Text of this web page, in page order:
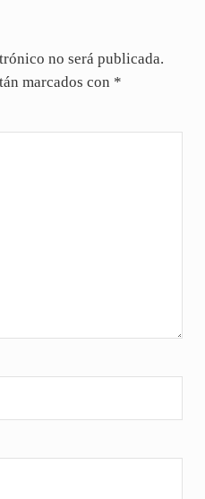
no será publicada.
marcados con *